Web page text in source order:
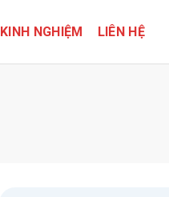
KINH NGHIỆM LIÊN HỆ